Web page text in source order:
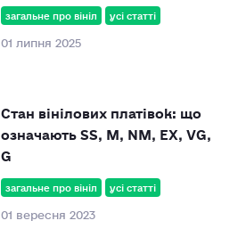
загальне про вініл усі статті
01 липня 2025
загальне про вініл усі статті
01 вересня 2023
Стан вінілових платівок: що
означають SS, M, NM, EX, VG,
G